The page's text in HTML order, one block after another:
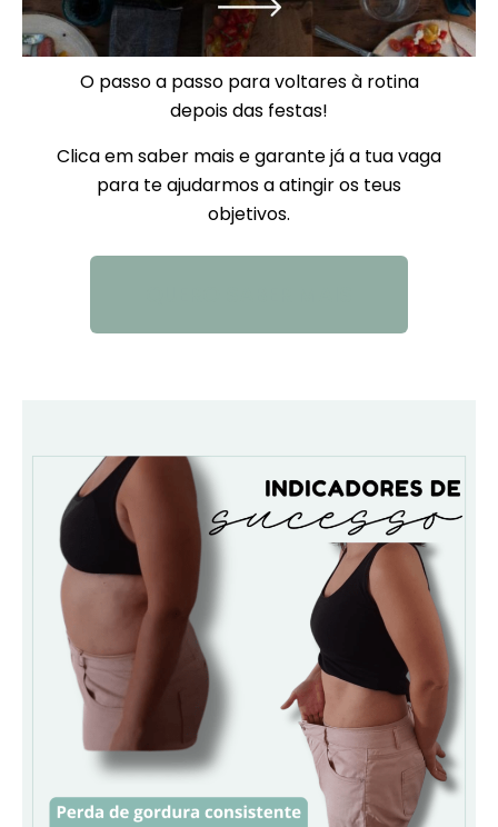
O passo a passo para voltares à rotina
depois das festas!
Clica em saber mais e garante já a tua vaga
para te ajudarmos a atingir os teus
objetivos.